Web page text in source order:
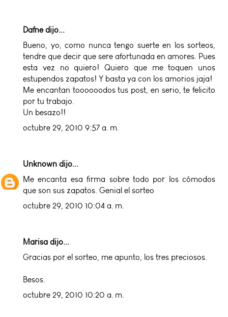
Dafne dijo...
Bueno, yo, como nunca tengo suerte en los sorteos,
tendre que decir que sere afortunada en amores. Pues
esta vez no quiero! Quiero que me toquen unos
estupendos zapatos! Y basta ya con los amorios jaja!
Me encantan toooooodos tus post, en serio, te felicito
por tu trabajo.
Un besazo!!
octubre 29, 2010 9:57 a. m.
Unknown dijo...
Me encanta esa firma sobre todo por los cómodos
que son sus zapatos. Genial el sorteo
octubre 29, 2010 10:04 a. m.
Marisa dijo...
Gracias por el sorteo, me apunto, los tres preciosos.
Besos.
octubre 29, 2010 10:20 a. m.